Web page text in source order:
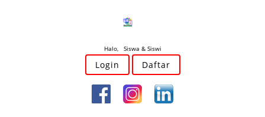
Halo, Siswa & Siswi
Login Daftar